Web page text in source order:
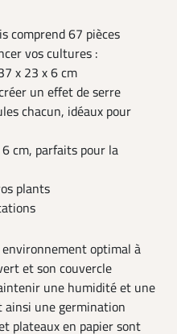
comprend 67 pièces
vos cultures :
x 23 x 6 cm
un effet de serre
chacun, idéaux pour
cm, parfaits pour la
plants
optimal à
et son couvercle
une humidité et une
une germination
plateaux en papier sont